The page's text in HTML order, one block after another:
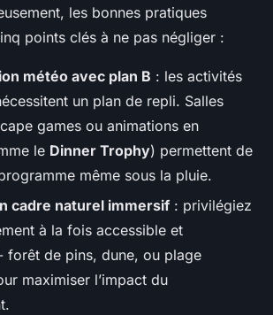
les bonnes pratiques
points clés à ne pas négliger :
météo avec plan B : les activités
un plan de repli. Salles
games ou animations en
le Dinner Trophy) permettent de
même sous la pluie.
cadre naturel immersif : privilégiez
à la fois accessible et
forêt de pins, dune, ou plage
maximiser l’impact du